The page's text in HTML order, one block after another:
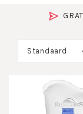
Standaard